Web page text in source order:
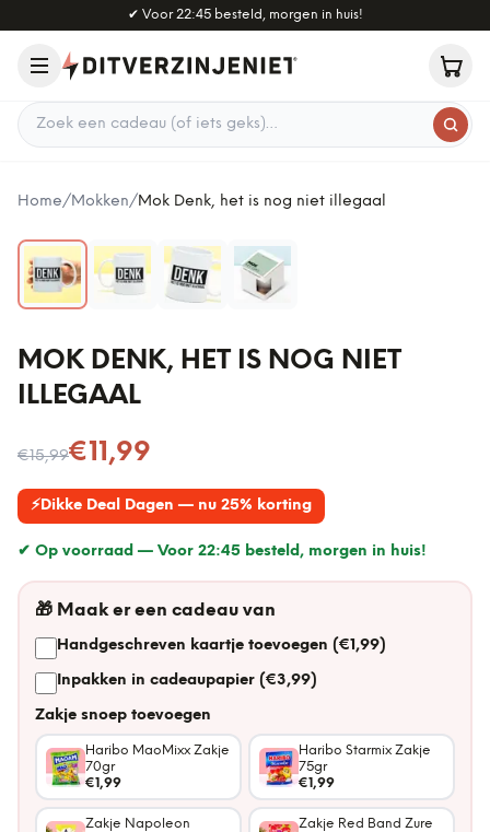
Naar hoofdinhoud
✔ Voor 22:45 besteld, morgen in huis!
Zoek een cadeau
Home/Mokken/Mok Denk, het is nog niet illegaal
MOK DENK, HET IS NOG NIET
ILLEGAAL
€15,99
Nu voor
€11,99
⚡Dikke Deal Dagen — nu 25% korting
✔ Op voorraad — Voor 22:45 besteld, morgen in huis!
🎁 Maak er een cadeau van
Handgeschreven kaartje toevoegen (€1,99)
Inpakken in cadeaupapier (€3,99)
Zakje snoep toevoegen
Haribo MaoMixx Zakje
70gr
€1,99
Haribo Starmix Zakje
75gr
€1,99
Zakje Napoleon
Zakje Red Band Zure